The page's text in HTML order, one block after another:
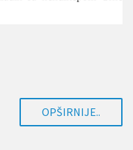
OPŠIRNIJE..